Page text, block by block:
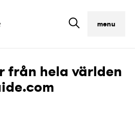
menu
från hela världen